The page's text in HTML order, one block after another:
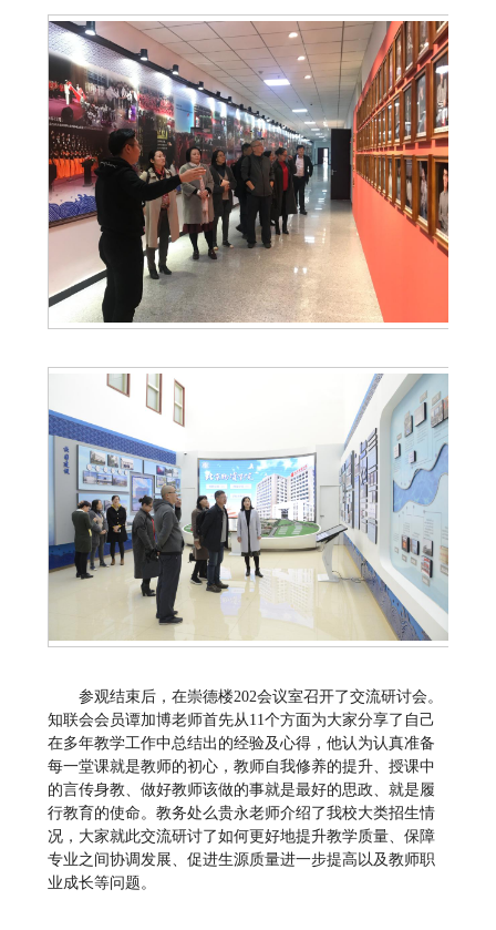
参观结束后，在崇德楼202会议室召开了交流研讨会。
知联会会员谭加博老师首先从11个方面为大家分享了自己
在多年教学工作中总结出的经验及心得，他认为认真准备
每一堂课就是教师的初心，教师自我修养的提升、授课中
的言传身教、做好教师该做的事就是最好的思政、就是履
行教育的使命。教务处么贵永老师介绍了我校大类招生情
况，大家就此交流研讨了如何更好地提升教学质量、保障
专业之间协调发展、促进生源质量进一步提高以及教师职
业成长等问题。